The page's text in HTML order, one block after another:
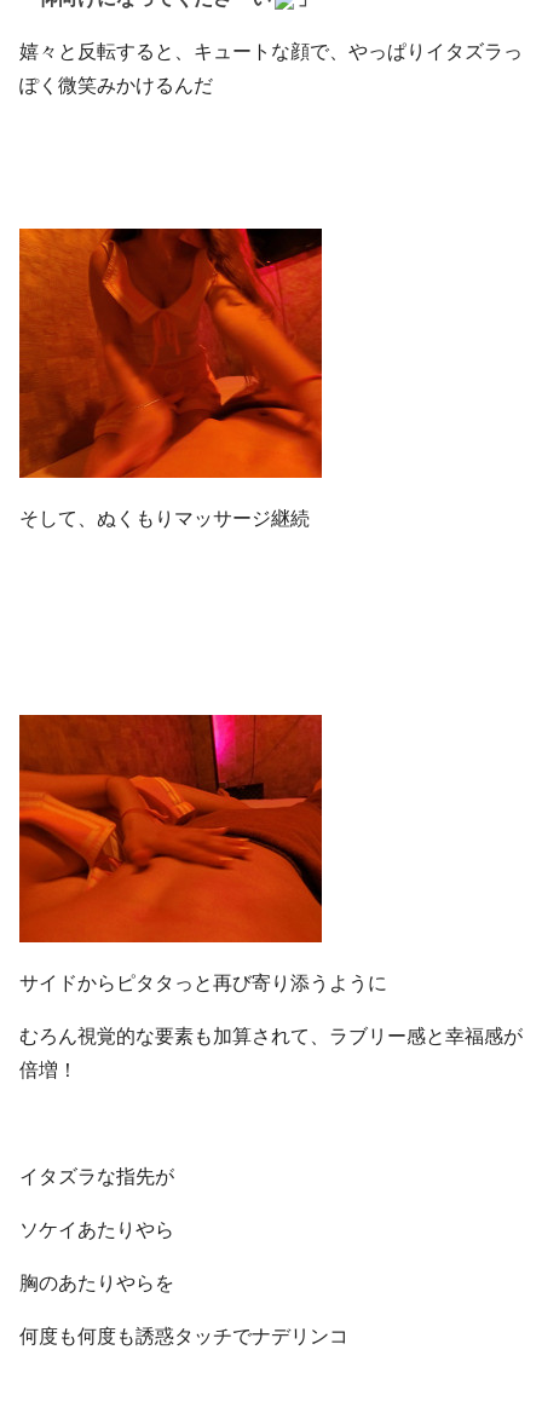
嬉々と反転すると、キュートな顔で、やっぱりイタズラっ
ぽく微笑みかけるんだ
そして、ぬくもりマッサージ継続
サイドからピタタっと再び寄り添うように
むろん視覚的な要素も加算されて、ラブリー感と幸福感が
倍増！
イタズラな指先が
ソケイあたりやら
胸のあたりやらを
何度も何度も誘惑タッチでナデリンコ